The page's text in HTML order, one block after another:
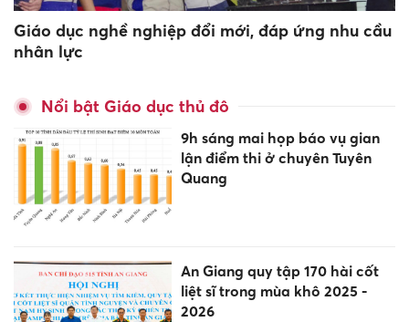
Giáo dục nghề nghiệp đổi mới, đáp ứng nhu cầu
nhân lực
Nổi bật Giáo dục thủ đô
9h sáng mai họp báo vụ gian
lận điểm thi ở chuyên Tuyên
Quang
An Giang quy tập 170 hài cốt
liệt sĩ trong mùa khô 2025 -
2026